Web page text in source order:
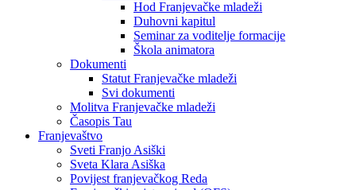
Hod Franjevačke mladeži
Duhovni kapitul
Seminar za voditelje formacije
Škola animatora
Dokumenti
Statut Franjevačke mladeži
Svi dokumenti
Molitva Franjevačke mladeži
Časopis Tau
Franjevaštvo
Sveti Franjo Asiški
Sveta Klara Asiška
Povijest franjevačkog Reda